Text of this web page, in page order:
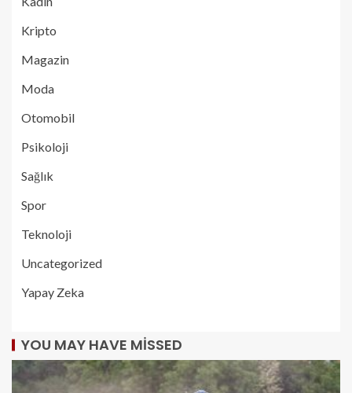
Kripto
Magazin
Moda
Otomobil
Psikoloji
Sağlık
Spor
Teknoloji
Uncategorized
Yapay Zeka
YOU MAY HAVE MISSED